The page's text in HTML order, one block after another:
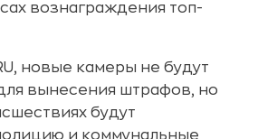
вознаграждения топ-
новые камеры не будут
вынесения штрафов, но
будут
и коммунальные